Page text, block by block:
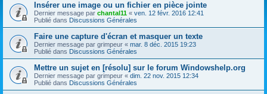
e
Insérer une image ou un fichier en pièce jointe
Dernier message par chantal11 « ven. 12 févr. 2016 12:41
Publié dans Discussions Générales
Faire une capture d'écran et masquer un texte
Dernier message par grimpeur « mar. 8 déc. 2015 19:23
Publié dans Discussions Générales
Mettre un sujet en [résolu] sur le forum Windowshelp.org
Dernier message par grimpeur « dim. 22 nov. 2015 12:34
Publié dans Discussions Générales